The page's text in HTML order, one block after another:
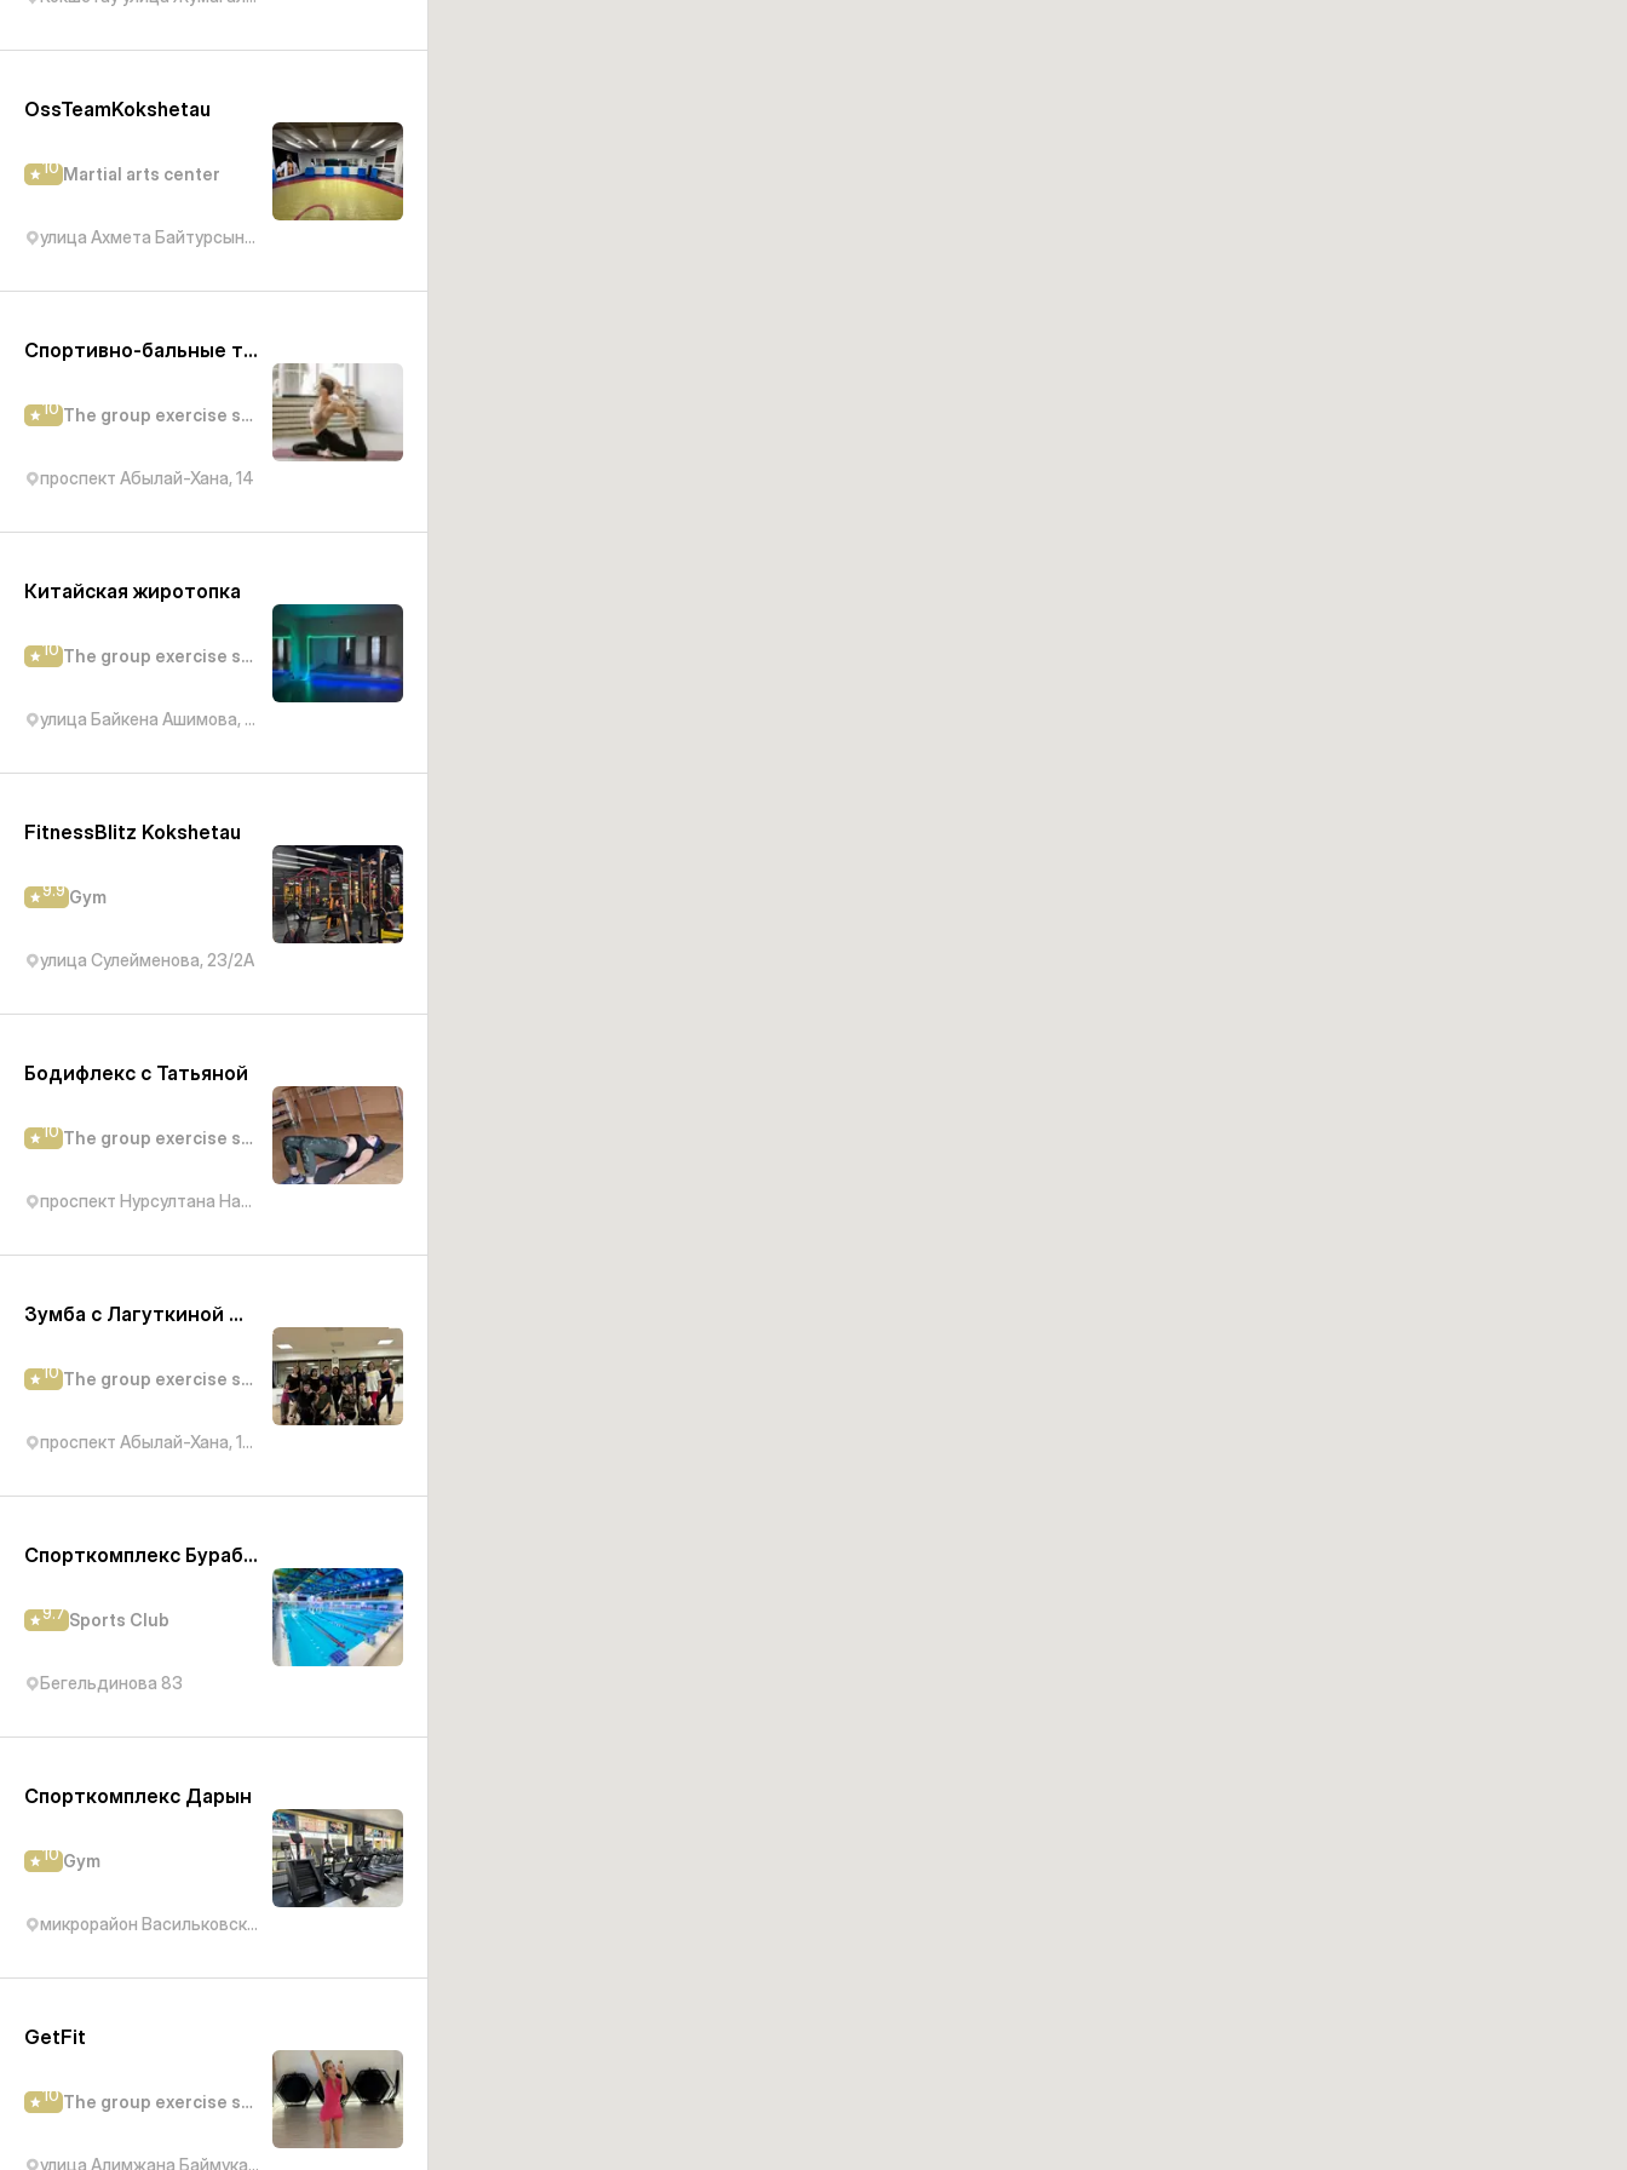
OssTeamKokshetau
10 Martial arts center
улица Ахмета Байтурсынова, 101/2
Спортивно-бальные танцы
10 The group exercise studio
проспект Абылай-Хана, 14
Китайская жиротопка
10 The group exercise studio
улица Байкена Ашимова, 195
FitnessBlitz Kokshetau
9.9 Gym
улица Сулейменова, 23/2А
Бодифлекс с Татьяной
10 The group exercise studio
проспект Нурсултана Назарбаева, 29Б
Зумба с Лагуткиной Юлией
10 The group exercise studio
проспект Абылай-Хана, 14А
Спорткомплекс Бурабай
9.7 Sports Club
Бегельдинова 83
Спорткомплекс Дарын
10 Gym
микрорайон Васильковский, 4Б
GetFit
10 The group exercise studio
улица Алимжана Баймуканова, 68